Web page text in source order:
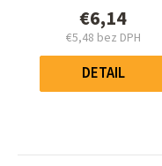
0,0
z
hviezdičiek.
€6,14
€5,48 bez DPH
Jednotková
cena:
DETAIL